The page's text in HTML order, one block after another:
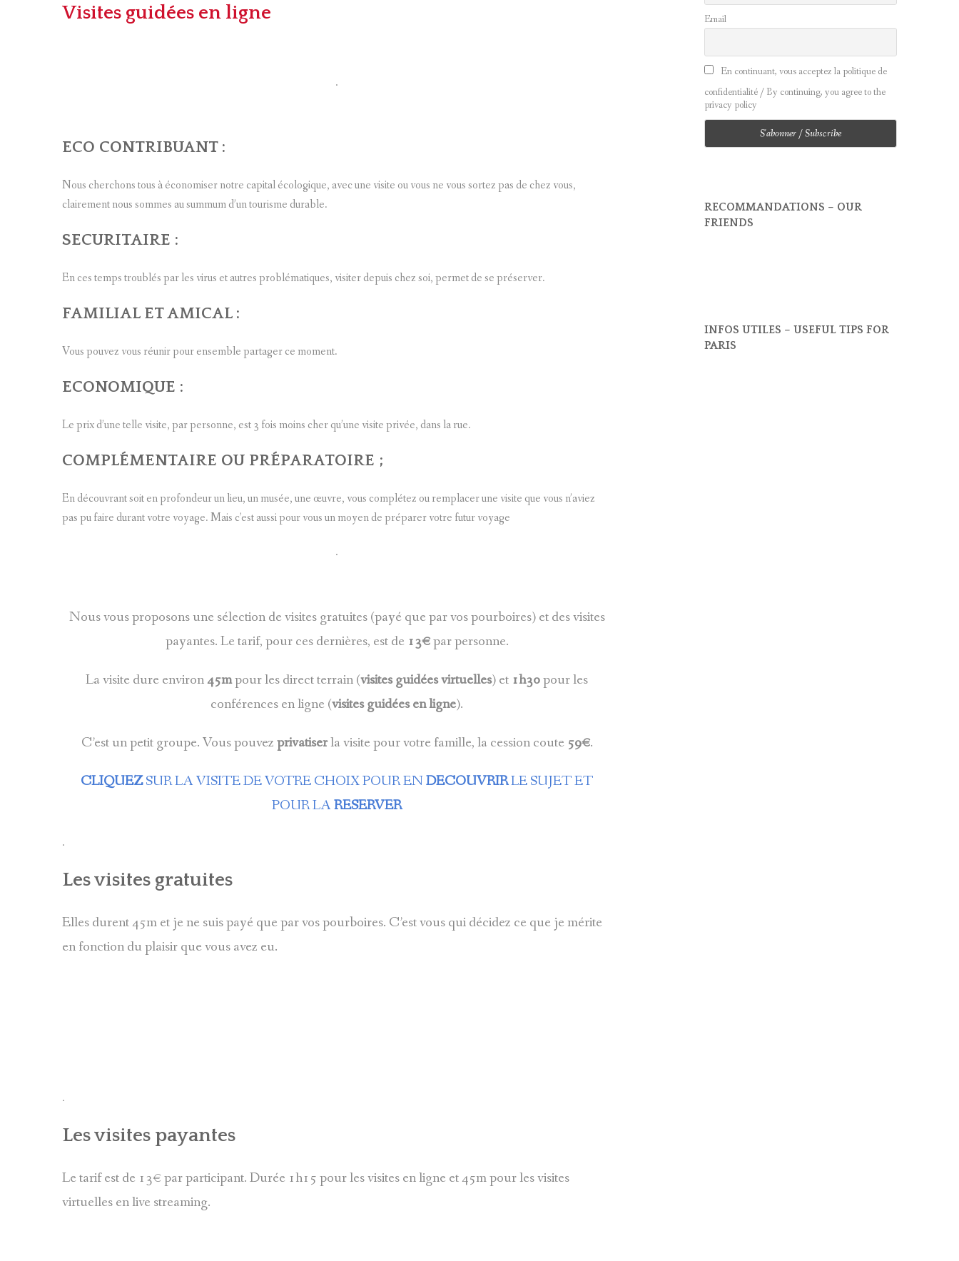
Visites guidées en ligne
.
ECO CONTRIBUANT:
Nous cherchons tous à économiser notre capital écologique, avec une visite ou vous ne vous sortez pas de chez vous,
clairement nous sommes au summum d’un tourisme durable.
SECURITAIRE :
En ces temps troublés par les virus et autres problématiques, visiter depuis chez soi, permet de se préserver.
FAMILIAL ET AMICAL:
Vous pouvez vous réunir pour ensemble partager ce moment.
ECONOMIQUE :
Le prix d’une telle visite, par personne, est 3 fois moins cher qu’une visite privée, dans la rue.
COMPLÉMENTAIRE OU PRÉPARATOIRE ;
En découvrant soit en profondeur un lieu, un musée, une œuvre, vous complétez ou remplacer une visite que vous n’aviez
pas pu faire durant votre voyage. Mais c’est aussi pour vous un moyen de préparer votre futur voyage
.
Nous vous proposons une sélection de visites gratuites (payé que par vos pourboires) et des visites
payantes. Le tarif, pour ces dernières, est de 13€par personne.
La visite dure environ45mpour les direct terrain (visites guidées virtuelles) et 1h30pour les
conférences en ligne (visites guidées en ligne).
C’est un petit groupe. Vous pouvezprivatiserla visite pour votre famille, la cession coute 59€.
CLIQUEZSUR LA VISITE DE VOTRE CHOIX POUR ENDECOUVRIRLE SUJET ET
POUR LARESERVER
.
Les visites gratuites
Elles durent 45m et je ne suis payé que par vos pourboires. C’est vous qui décidez ce que je mérite
en fonction du plaisir que vous avez eu.
.
Les visites payantes
Le tarif est de 13€ par participant. Durée 1h15 pour les visites en ligne et 45m pour les visites
virtuelles en live streaming.
Email
En continuant, vous acceptez la politique de
confidentialité / By continuing, you agree to the
privacy policy
RECOMMANDATIONS – OUR
FRIENDS
INFOS UTILES – USEFUL TIPS FOR
PARIS